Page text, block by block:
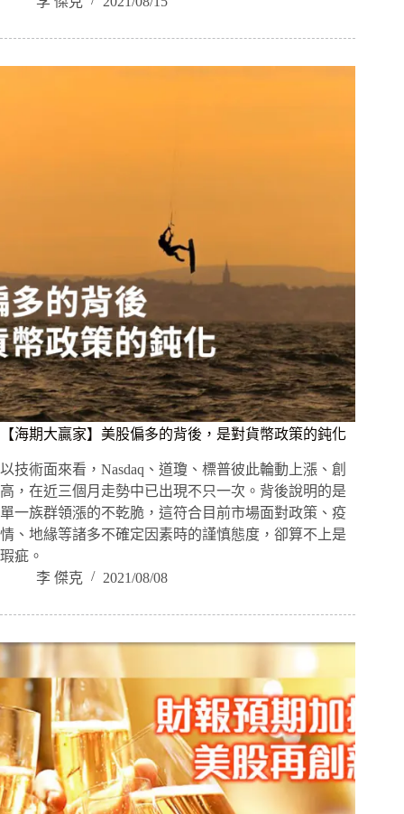
【海期大贏家】美股偏多的背後，是對貨幣政策的鈍化
以技術面來看，Nasdaq、道瓊、標普彼此輪動上漲、創
高，在近三個月走勢中已出現不只一次。背後說明的是
單一族群領漲的不乾脆，這符合目前市場面對政策、疫
情、地緣等諸多不確定因素時的謹慎態度，卻算不上是
瑕疵。
李 傑克
2021/08/08